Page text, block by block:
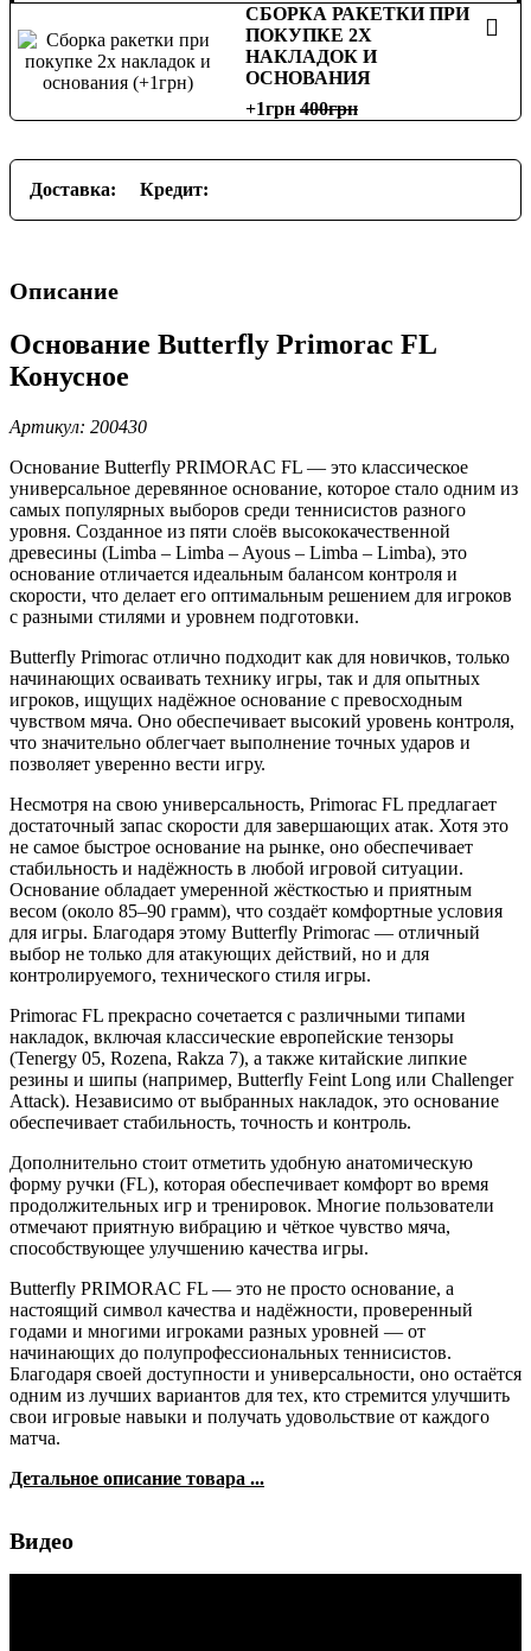
СБОРКА РАКЕТКИ ПРИ
ПОКУПКЕ 2Х
НАКЛАДОК И
ОСНОВАНИЯ
+1грн 400
Доставка: Кредит:
Описание
Основание Butterfly Primorac FL
Конусное
Артикул: 200430
Основание Butterfly PRIMORAC FL — это классическое
универсальное деревянное основание, которое стало одним из
самых популярных выборов среди теннисистов разного
уровня. Созданное из пяти слоёв высококачественной
древесины (Limba – Limba – Ayous – Limba – Limba), это
основание отличается идеальным балансом контроля и
скорости, что делает его оптимальным решением для игроков
с разными стилями и уровнем подготовки.
Butterfly Primorac отлично подходит как для новичков, только
начинающих осваивать технику игры, так и для опытных
игроков, ищущих надёжное основание с превосходным
чувством мяча. Оно обеспечивает высокий уровень контроля,
что значительно облегчает выполнение точных ударов и
позволяет уверенно вести игру.
Несмотря на свою универсальность, Primorac FL предлагает
достаточный запас скорости для завершающих атак. Хотя это
не самое быстрое основание на рынке, оно обеспечивает
стабильность и надёжность в любой игровой ситуации.
Основание обладает умеренной жёсткостью и приятным
весом (около 85–90 грамм), что создаёт комфортные условия
для игры. Благодаря этому Butterfly Primorac — отличный
выбор не только для атакующих действий, но и для
контролируемого, технического стиля игры.
Primorac FL прекрасно сочетается с различными типами
накладок, включая классические европейские тензоры
(Tenergy 05, Rozena, Rakza 7), а также китайские липкие
резины и шипы (например, Butterfly Feint Long или Challenger
Attack). Независимо от выбранных накладок, это основание
обеспечивает стабильность, точность и контроль.
Дополнительно стоит отметить удобную анатомическую
форму ручки (FL), которая обеспечивает комфорт во время
продолжительных игр и тренировок. Многие пользователи
отмечают приятную вибрацию и чёткое чувство мяча,
способствующее улучшению качества игры.
Butterfly PRIMORAC FL — это не просто основание, а
настоящий символ качества и надёжности, проверенный
годами и многими игроками разных уровней — от
начинающих до полупрофессиональных теннисистов.
Благодаря своей доступности и универсальности, оно остаётся
одним из лучших вариантов для тех, кто стремится улучшить
свои игровые навыки и получать удовольствие от каждого
матча.
Детальное описание товара ...
Видео